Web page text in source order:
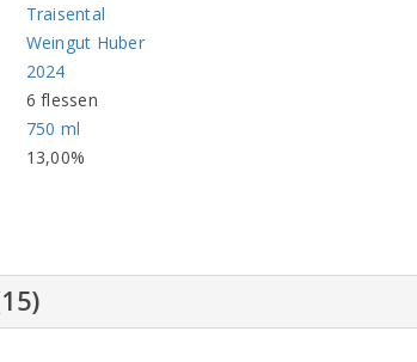
Traisental
Weingut Huber
2024
6 flessen
750 ml
13,00%